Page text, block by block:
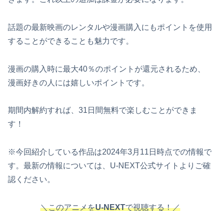
話題の最新映画のレンタルや漫画購入にもポイントを使用
することができることも魅力です。
漫画の購入時に最大40％のポイントが還元されるため、
漫画好きの人には嬉しいポイントです。
期間内解約すれば、31日間無料で楽しむことができま
す！
※今回紹介している作品は2024年3月11日時点での情報で
す。最新の情報については、U-NEXT公式サイトよりご確
認ください。
＼このアニメをU-NEXTで視聴する！／